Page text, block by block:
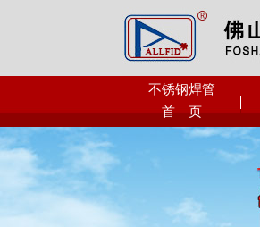
不锈钢焊管
首 页